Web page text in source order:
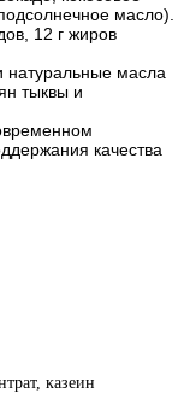
масло).
12 г жиров
масла
тыквы и
качества
казеин